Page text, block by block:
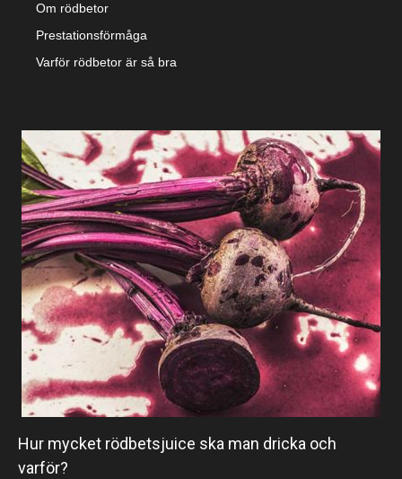
Om rödbetor
Prestationsförmåga
Varför rödbetor är så bra
Hur mycket rödbetsjuice ska man dricka och
varför?